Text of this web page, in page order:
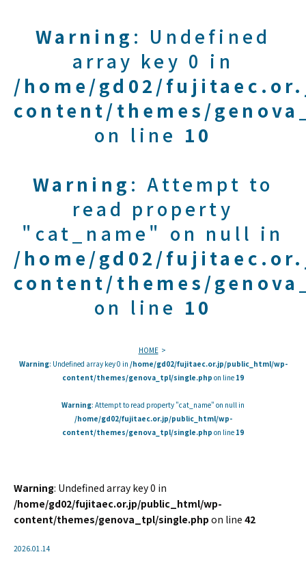
Warning : Undefined
array key 0 in
/home/gd02/
content/themes/
on line 10
Warning : Attempt to
read property
"cat_name" on null in
/home/gd02/
content/themes/
on line 10
HOME
Warning: Undefined array key 0 in /home/gd02/fujitaec.or.jp/public_html/wp-
content/themes/genova_tpl/single.php on line 19
Warning: Attempt to read property "cat_name" on null in
/home/gd02/fujitaec.or.jp/public_html/wp-
content/themes/genova_tpl/single.php on line 19
Warning: Undefined array key 0 in
/home/gd02/fujitaec.or.jp/public_html/wp-
content/themes/genova_tpl/single.php on line 42
2026.01.14